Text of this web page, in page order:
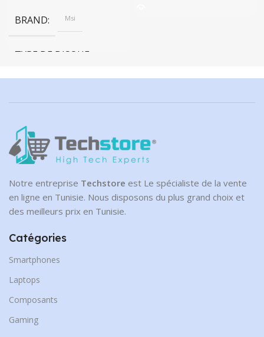
BRAND Msi
TYPE DE DISQUE
1 To
Notre entreprise Techstore est Le spécialiste de la vente
en ligne en Tunisie. Nous disposons du plus grand choix et
des meilleurs prix en Tunisie.
Catégories
Smartphones
Laptops
Composants
Gaming